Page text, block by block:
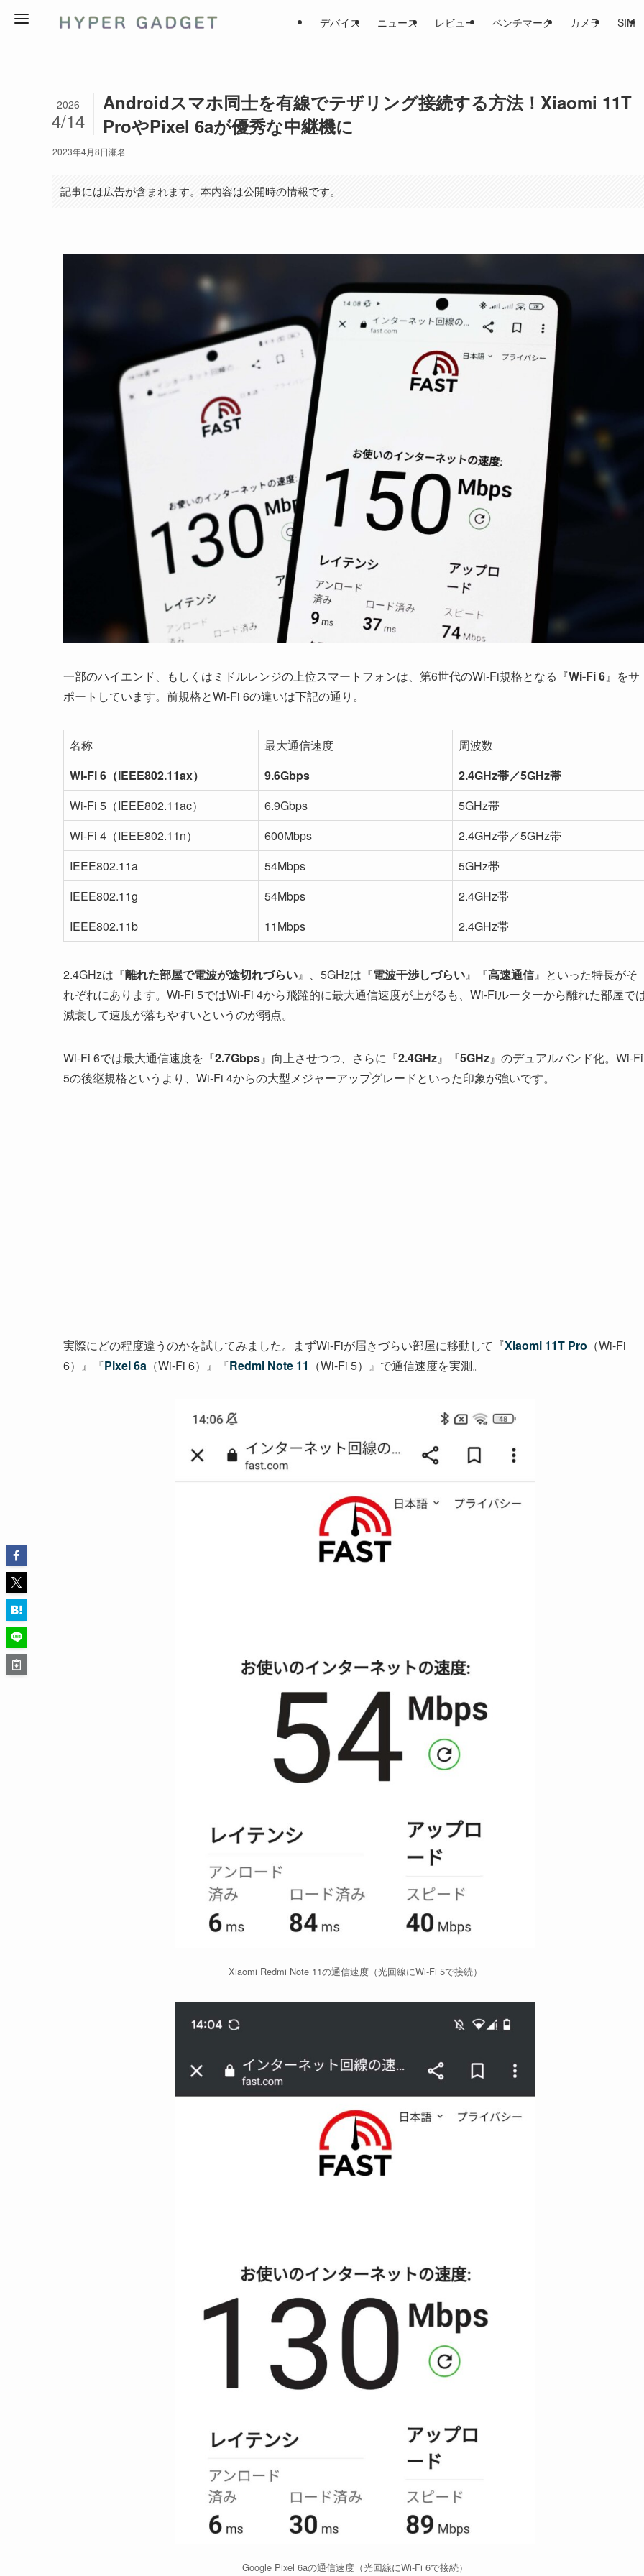
デバイス ニュース レビュー ベンチマーク カメラ SIM
Androidスマホ同士を有線でテザリング接続する方法！Xiaomi 11T
ProやPixel 6aが優秀な中継機に
2026
4/14
2023年4月8日瀬名
記事には広告が含まれます。本内容は公開時の情報です。
一部のハイエンド、もしくはミドルレンジの上位スマートフォンは、第6世代のWi-Fi規格となる『Wi-Fi 6』をサ
ポートしています。前規格とWi-Fi 6の違いは下記の通り。
名称 最大通信速度
周波数
Wi-Fi 6（IEEE802.11ax）
9.6Gbps
2.4GHz帯／5GHz帯
Wi-Fi 5（IEEE802.11ac）
6.9Gbps
5GHz帯
Wi-Fi 4（IEEE802.11n）
600Mbps
2.4GHz帯／5GHz帯
IEEE802.11a
54Mbps
5GHz帯
IEEE802.11g
54Mbps
2.4GHz帯
IEEE802.11b
11Mbps 2.4GHz帯
2.4GHzは『離れた部屋で電波が途切れづらい』、5GHzは『電波干渉しづらい』『高速通信』といった特長がそ
れぞれにあります。Wi-Fi 5ではWi-Fi 4から飛躍的に最大通信速度が上がるも、Wi-Fiルーターから離れた部屋で
減衰して速度が落ちやすいというのが弱点。
Wi-Fi 6では最大通信速度を『2.7Gbps』向上させつつ、さらに『2.4GHz』『5GHz』のデュアルバンド化。Wi-Fi
5の後継規格というより、Wi-Fi 4からの大型メジャーアップグレードといった印象が強いです。
実際にどの程度違うのかを試してみました。まずWi-Fiが届きづらい部屋に移動して『Xiaomi 11T Pro （Wi-Fi
6）』『Pixel 6a （Wi-Fi 6）』『Redmi Note 11 （Wi-Fi 5）』で通信速度を実測。
Xiaomi Redmi Note 11の通信速度（光回線にWi-Fi 5で接続）
Google Pixel 6aの通信速度（光回線にWi-Fi 6で接続）